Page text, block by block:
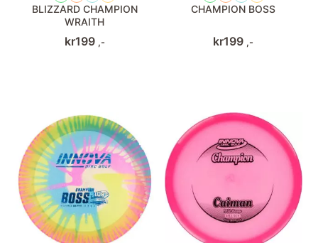
BLIZZARD CHAMPION
WRAITH
kr199 ,-
CHAMPION BOSS
kr199 ,-